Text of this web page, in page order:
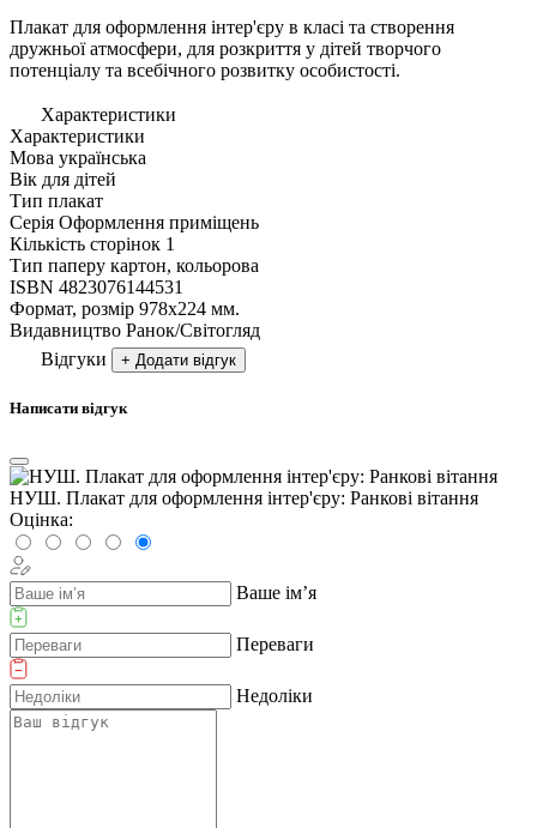
Плакат для оформлення інтер'єру в класі та створення
дружньої атмосфери, для розкриття у дітей творчого
потенціалу та всебічного розвитку особистості.
Характеристики
Характеристики
Мова українська
Вік для дiтей
Тип плакат
Серія Оформлення приміщень
Кількість сторінок 1
Тип паперу картон, кольорова
ISBN 4823076144531
Формат, розмір 978х224 мм.
Видавництво Ранок/Світогляд
Відгуки
+ Додати відгук
Написати відгук
НУШ. Плакат для оформлення інтер'єру: Ранкові вітання
Оцінка:
Ваше ім’я
Переваги
Недоліки